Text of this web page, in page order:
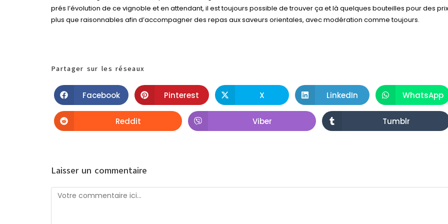
prés l’évolution de ce vignoble et en attendant, il est toujours possible de trouver ça et là quelques bouteilles pour des prix
plus que raisonnables afin d’accompagner des repas aux saveurs orientales, avec modération comme toujours.
Partager sur les réseaux
Facebook Pinterest X LinkedIn WhatsApp
Reddit Viber Tumblr
Laisser un commentaire